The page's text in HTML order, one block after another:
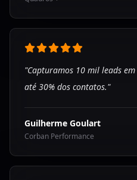
"Capturamos 10 mil leads
até 30% dos contatos."
Guilherme Goulart
Corban Performance